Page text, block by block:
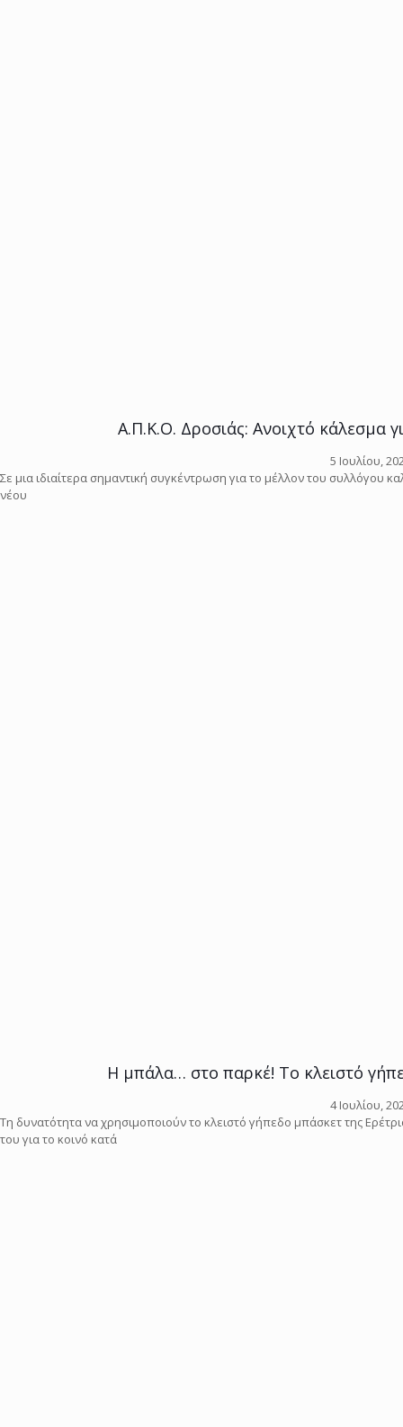
Α.Π.Κ.Ο. Δροσιάς: Ανοιχτό κάλεσμα
5 Ιουλίου,
Σε μια ιδιαίτερα σημαντική συγκέντρωση για το μέλλον του συλλόγου
νέου
Η μπάλα… στο παρκέ! Το κλειστό
4 Ιουλίου,
Τη δυνατότητα να χρησιμοποιούν το κλειστό γήπεδο μπάσκετ της
του για το κοινό κατά